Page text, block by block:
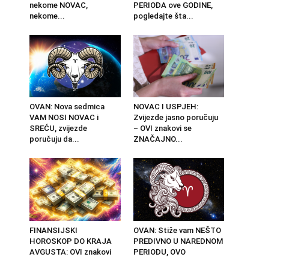
nekome NOVAC,
nekome...
PERIODA ove GODINE,
pogledajte šta...
OVAN: Nova sedmica
VAM NOSI NOVAC i
SREĆU, zvijezde
poručuju da...
NOVAC I USPJEH:
Zvijezde jasno poručuju
– OVI znakovi se
ZNAČAJNO...
FINANSIJSKI
HOROSKOP DO KRAJA
AVGUSTA: OVI znakovi
OVAN: Stiže vam NEŠTO
PREDIVNO U NAREDNOM
PERIODU, OVO